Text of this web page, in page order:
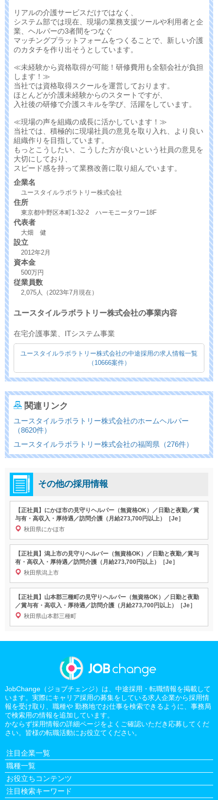
リアルの介護サービスだけではなく、
システム部では現在、現場の業務支援ツールや利用者と企
業、ヘルパーの3者間をつなぐ
マッチングプラットフォームをつくることで、新しい介護
のカタチを作り出そうとしています。
≪未経験から資格取得が可能！研修費用も全額会社が負担
します！≫
当社では資格取得スクールを運営しております。
ほとんどが介護未経験からのスタートですが、
入社後の研修で介護スキルを学び、活躍をしています。
≪現場の声を組織の成長に活かしています！≫
当社では、積極的に現場社員の意見を取り入れ、より良い
組織作りを目指しています。
もっとこうしたい、こうした方が良いという社員の意見を
大切にしており、
スピード感を持って業務改善に取り組んでいます。
企業名
ユースタイルラボラトリー株式会社
住所
東京都中野区本町1-32-2 ハーモニータワー18F
代表者
大畑 健
設立
2012年2月
資本金
500万円
従業員数
2,075人（2023年7月現在）
ユースタイルラボラトリー株式会社の事業内容
在宅介護事業、ITシステム事業
ユースタイルラボラトリー株式会社の中途採用の求人情報一覧
（10666案件）
関連リンク
ユースタイルラボラトリー株式会社のホームヘルパー
（8620件）
ユースタイルラボラトリー株式会社の福岡県（276件）
その他の採用情報
【正社員】にかほ市の見守りヘルパー（無資格OK）／日勤と夜勤／賞
与有・高収入・厚待遇／訪問介護（月給273,700円以上）［Je］
秋田県にかほ市
【正社員】潟上市の見守りヘルパー（無資格OK）／日勤と夜勤／賞与
有・高収入・厚待遇／訪問介護（月給273,700円以上）［Je］
秋田県潟上市
【正社員】山本郡三種町の見守りヘルパー（無資格OK）／日勤と夜勤
／賞与有・高収入・厚待遇／訪問介護（月給273,700円以上）［Je］
秋田県山本郡三種町
JobChange（ジョブチェンジ）は、中途採用・転職情報を掲載して
います。実際にキャリア採用の募集をしている求人企業から採用情
報を受け取り、職種や 勤務地でお仕事を検索できるように、事務局
で検索用の情報を追加しています。
かならず採用情報の詳細ページをよくご確認いただき応募してくだ
さい。皆様の転職活動にお役立てください。
注目企業一覧
職種一覧
お役立ちコンテンツ
注目検索キーワード